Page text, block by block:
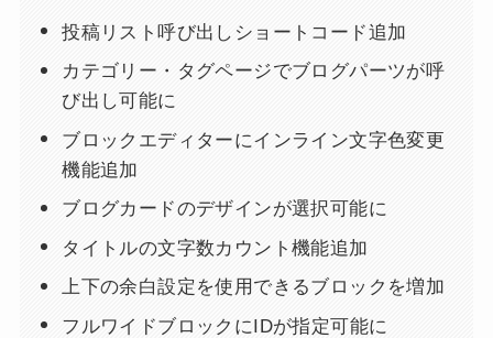
投稿リスト呼び出しショートコード追加
カテゴリー・タグページでブログパーツが呼
び出し可能に
ブロックエディターにインライン文字色変更
機能追加
ブログカードのデザインが選択可能に
タイトルの文字数カウント機能追加
上下の余白設定を使用できるブロックを増加
フルワイドブロックにIDが指定可能に